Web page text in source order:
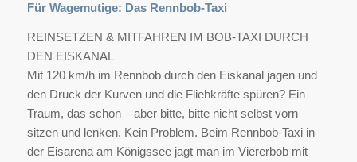
Für Wagemutige: Das Rennbob-Taxi
REINSETZEN & MITFAHREN IM BOB-TAXI DURCH
DEN EISKANAL
Mit 120 km/h im Rennbob durch den Eiskanal jagen und
den Druck der Kurven und die Fliehkräfte spüren? Ein
Traum, das schon – aber bitte, bitte nicht selbst vorn
sitzen und lenken. Kein Problem. Beim Rennbob-Taxi in
der Eisarena am Königssee jagt man im Viererbob mit